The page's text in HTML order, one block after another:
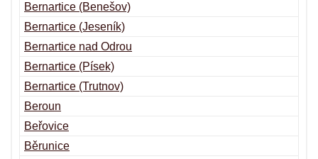
Bernartice (Benešov)
Bernartice (Jeseník)
Bernartice nad Odrou
Bernartice (Písek)
Bernartice (Trutnov)
Beroun
Beřovice
Běrunice